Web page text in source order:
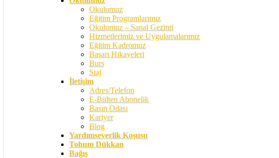
Okulumuz
Eğitim Programlarımız
Okulumuz – Sanal Gezinti
Hizmetlerimiz ve Uygulamalarımız
Eğitim Kadromuz
Başarı Hikayeleri
Burs
Staj
İletişim
Adres/Telefon
E-Bülten Abonelik
Basın Odası
Kariyer
Blog
Yardımseverlik Koşusu
Tohum Dükkan
Bağış